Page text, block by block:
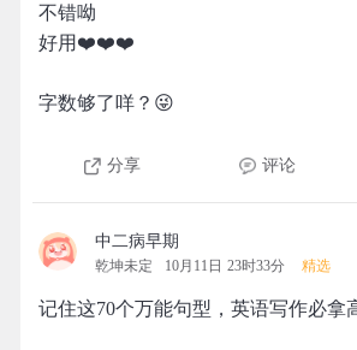
不错呦
好用❤️❤️❤️
字数够了咩？😜
分享 评论
中二病早期
乾坤未定 10月11日 23时33分 精选
记住这70个万能句型，英语写作必拿